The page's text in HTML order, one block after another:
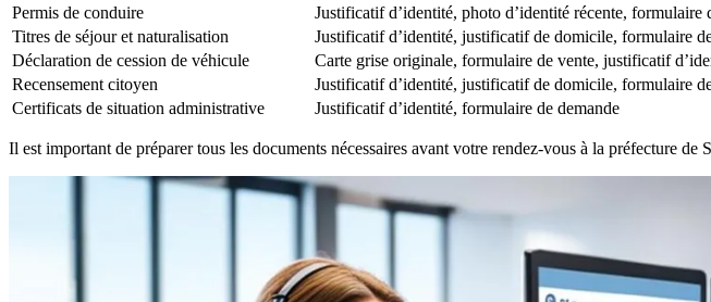
Permis de conduire
Justificatif d’identité, photo d’identité récente, formulaire
Titres de séjour et naturalisation
Justificatif d’identité, justificatif de domicile, formulaire
Déclaration de cession de véhicule
Carte grise originale, formulaire de vente, justificatif
Recensement citoyen
Justificatif d’identité, justificatif de domicile, formulaire
Certificats de situation administrative
Justificatif d’identité, formulaire de demande
Il est important de préparer tous les documents nécessaires avant votre rendez-vous à la préfecture